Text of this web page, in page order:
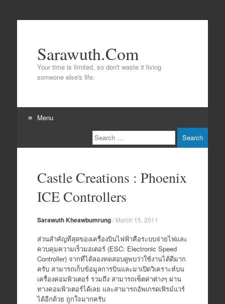
Sarawuth.Com
Your time is limited, so don't waste it living
someone else's life.
Menu
to
Search
Castle Creations : Phoenix
ICE Controllers
Sarawuth Kheawbumrung/ March 15, 2011
ส่วนสำคัญที่สุดของเครื่องบินไฟฟ้าคือระบบจ่ายไฟและ
ควบคุมความเร็วมอเตอร์ (ESC: Electronic Speed
Controller) จากที่ได้ลองทดสอบดูพบว่าใช้งานได้ดีมาก
ครับ สามารถเก็บข้อมูลการบินและมาเปิดวิเคราะห์บน
เครื่องคอมพิวเตอร์ รวมถึง สามารถเซ็ตค่าต่างๆ ผ่าน
ทางคอมพิวเตอร์ได้เลย และสามารถอัพเกรดเฟิรม์แวร์
ได้อีกด้วย ถูกใจมากครับ